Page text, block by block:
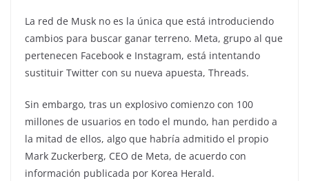
La red de Musk no es la única que está introduciendo
cambios para buscar ganar terreno. Meta, grupo al que
pertenecen Facebook e Instagram, está intentando
sustituir Twitter con su nueva apuesta, Threads.
Sin embargo, tras un explosivo comienzo con 100
millones de usuarios en todo el mundo, han perdido a
la mitad de ellos, algo que habría admitido el propio
Mark Zuckerberg, CEO de Meta, de acuerdo con
información publicada por Korea Herald.